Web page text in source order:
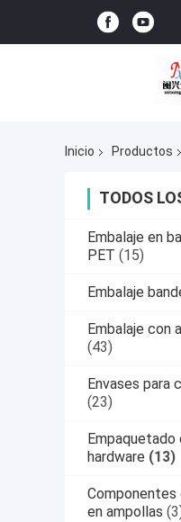
Inicio Productos
TODOS
Embalaje en
PET (15)
Embalaje
Embalaje con
(43)
Envases para
(23)
Empaquetado
hardware (13)
Componentes
en ampollas